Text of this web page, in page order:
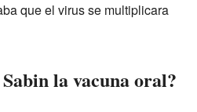
que el virus se multiplicara
la vacuna oral?